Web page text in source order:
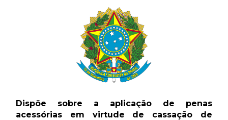
Dispõe sobre a aplicação de penas
acessórias em virtude de cassação de
Newsletter.
Assine e receba os conteúdos no seu e-mail.
CADASTRAR